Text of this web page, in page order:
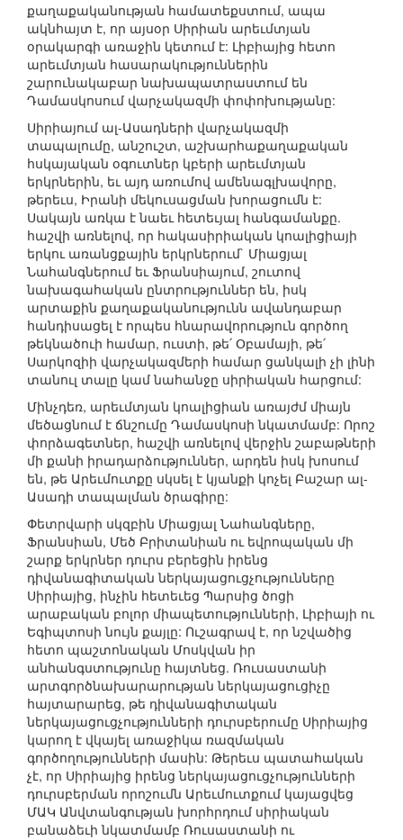
քաղաքականության համատեքստում, ապա
ակնհայտ է, որ այսօր Սիրիան արեւմտյան
օրակարգի առաջին կետում է: Լիբիայից հետո
արեւմտյան հասարակություններին
շարունակաբար նախապատրաստում են
Դամասկոսում վարչակազմի փոփոխությանը:
Սիրիայում ալ-Ասադների վարչակազմի
տապալումը, անշուշտ, աշխարհաքաղաքական
հսկայական օգուտներ կբերի արեւմտյան
երկրներին, եւ այդ առումով ամենագլխավորը,
թերեւս, Իրանի մեկուսացման խորացումն է:
Սակայն առկա է նաեւ հետեւյալ հանգամանքը.
հաշվի առնելով, որ հակասիրիական կոալիցիայի
երկու առանցքային երկրներում` Միացյալ
Նահանգներում եւ Ֆրանսիայում, շուտով
նախագահական ընտրություններ են, իսկ
արտաքին քաղաքականությունն ավանդաբար
հանդիսացել է որպես հնարավորություն գործող
թեկնածուի համար, ուստի, թե՛ Օբամայի, թե՛
Սարկոզիի վարչակազմերի համար ցանկալի չի լինի
տանուլ տալը կամ նահանջը սիրիական հարցում:
Մինչդեռ, արեւմտյան կոալիցիան առայժմ միայն
մեծացնում է ճնշումը Դամասկոսի նկատմամբ: Որոշ
փորձագետներ, հաշվի առնելով վերջին շաբաթների
մի քանի իրադարձություններ, արդեն իսկ խոսում
են, թե Արեւմուտքը սկսել է կյանքի կոչել Բաշար ալ-
Ասադի տապալման ծրագիրը:
Փետրվարի սկզբին Միացյալ Նահանգները,
Ֆրանսիան, Մեծ Բրիտանիան ու եվրոպական մի
շարք երկրներ դուրս բերեցին իրենց
դիվանագիտական ներկայացուցչությունները
Սիրիայից, ինչին հետեւեց Պարսից ծոցի
արաբական բոլոր միապետությունների, Լիբիայի ու
Եգիպտոսի նույն քայլը: Ուշագրավ է, որ նշվածից
հետո պաշտոնական Մոսկվան իր
անհանգստությունը հայտնեց. Ռուսաստանի
արտգործնախարարության ներկայացուցիչը
հայտարարեց, թե դիվանագիտական
ներկայացուցչությունների դուրսբերումը Սիրիայից
կարող է վկայել առաջիկա ռազմական
գործողությունների մասին: Թերեւս պատահական
չէ, որ Սիրիայից իրենց ներկայացուցչությունների
դուրսբերման որոշումն Արեւմուտքում կայացվեց
ՄԱԿ Անվտանգության խորհրդում սիրիական
բանաձեւի նկատմամբ Ռուսաստանի ու